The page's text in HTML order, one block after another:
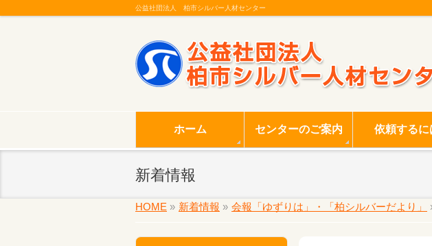
公益社団法人 柏市シルバー人材センター
ホーム センターのご案内 依頼するに
新着情報
HOME » 新着情報 » 会報「ゆずりは」・「柏シルバーだより」